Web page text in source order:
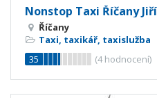
Nonstop Taxi Říčany
Říčany
Taxi, taxikář, taxislužba
35
(4hodnocení)